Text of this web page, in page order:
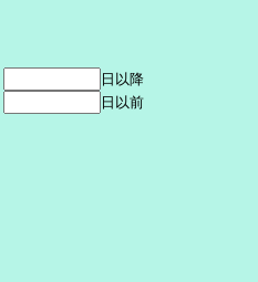
日以降
日以前